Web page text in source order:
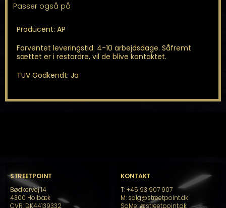
Passer også på
Producent: AP
Forventet leveringstid: 4-10 arbejdsdage. Såfremt
sættet er i restordre, vil de blive kontaktet.
TÜV Godkendt: Ja
STREETPOINT
Bødkervej 14
4300 Holbæk
CVR: DK44139332
KONTAKT
T: +45 93 907 907
M: salg@streetpoint.dk
SoMe:@streetpoint.dk